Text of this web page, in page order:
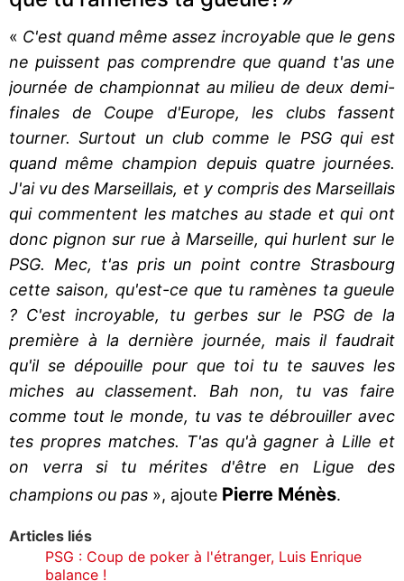
« C'est quand même assez incroyable que le gens
ne puissent pas comprendre que quand t'as une
journée de championnat au milieu de deux demi-
finales de Coupe d'Europe, les clubs fassent
tourner. Surtout un club comme le PSG qui est
quand même champion depuis quatre journées.
J'ai vu des Marseillais, et y compris des Marseillais
qui commentent les matches au stade et qui ont
donc pignon sur rue à Marseille, qui hurlent sur le
PSG. Mec, t'as pris un point contre Strasbourg
cette saison, qu'est-ce que tu ramènes ta gueule
? C'est incroyable, tu gerbes sur le PSG de la
première à la dernière journée, mais il faudrait
qu'il se dépouille pour que toi tu te sauves les
miches au classement. Bah non, tu vas faire
comme tout le monde, tu vas te débrouiller avec
tes propres matches. T'as qu'à gagner à Lille et
on verra si tu mérites d'être en Ligue des
champions ou pas », ajoute Pierre Ménès.
Articles liés
PSG : Coup de poker à l'étranger, Luis Enrique
balance !